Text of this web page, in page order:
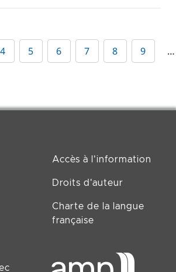
4 5 6 7 8 9 …
Accès à l'information
Droits d'auteur
Charte de la langue
française